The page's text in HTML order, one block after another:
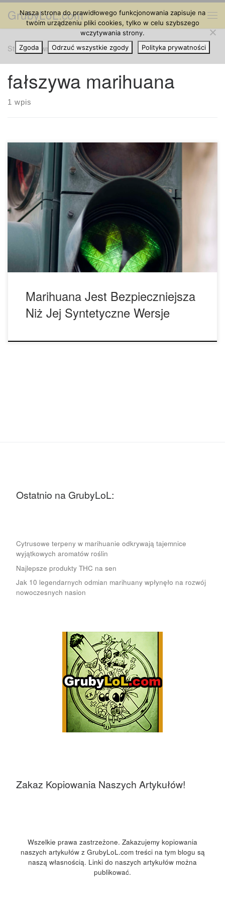
Przejdź do treści
GrubyLoL.com
Strona główna » fałszywa marihuana
fałszywa marihuana
1 wpis
Marihuana jest o wiele bezpieczniejsza niż jej syntetyczne
wersje, więc dlaczego rząd zatwierdza alternatywy zamiast
oryginalnej rośliny? Samo istnienie syntetycznej marihuany
powinno być głośnym sygnałem dla opinii publicznej oraz
polityków. Kiedy nasza polityka popycha ludzi do chemicznej
alternatywy dla uniwersalnej rośliny, prawo jest
fundamentalnie wadliwe i nieprawidłowe. Syntetyczna/
fałszywa marihuana […]
Marihuana Jest Bezpieczniejsza
Niż Jej Syntetyczne Wersje
Ostatnio na GrubyLoL:
Cytrusowe terpeny w marihuanie odkrywają tajemnice
wyjątkowych aromatów roślin
Najlepsze produkty THC na sen
Jak 10 legendarnych odmian marihuany wpłynęło na rozwój
nowoczesnych nasion
Zakaz Kopiowania Naszych Artykułów!
Wszelkie prawa zastrzeżone. Zakazujemy kopiowania
naszych artykułów z GrubyLoL.com treści na tym blogu są
naszą własnością. Linki do naszych artykułów można
publikować.
Nasza strona do prawidłowego funkcjonowania zapisuje na
twoim urządzeniu pliki cookies, tylko w celu szybszego
wczytywania strony.
Zgoda
Odrzuć wszystkie zgody Polityka prywatności